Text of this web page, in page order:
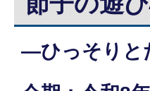
―ひっそりと